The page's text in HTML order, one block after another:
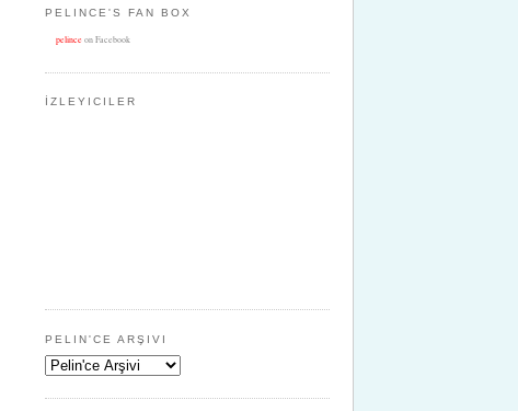
PELINCE'S FAN BOX
pelince on Facebook
İZLEYICILER
PELIN'CE ARŞIVI